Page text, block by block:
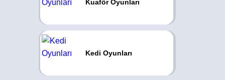
Kuaför Oyunları
Kedi Oyunları